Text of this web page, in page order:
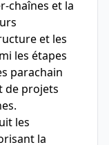
chaînes et la
et les
les étapes
parachain
de projets
les
la